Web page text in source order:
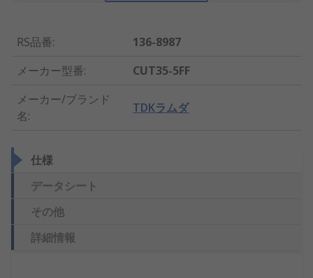
RS品番:
136-8987
メーカー型番:
CUT35-5FF
メーカー/ブランド
名:
TDKラムダ
仕様
データシート
その他
詳細情報